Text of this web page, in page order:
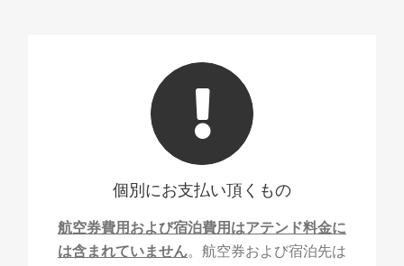
個別にお支払い頂くもの
航空券費用および宿泊費用はアテンド料金に
は含まれていません。航空券および宿泊先は